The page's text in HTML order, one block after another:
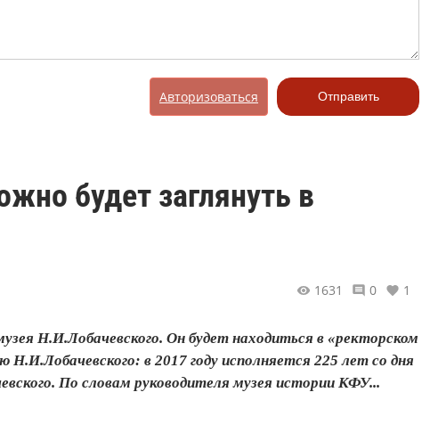
Авторизоваться Отправить
будет заглянуть в
1631 0 1
Н.И.Лобачевского. Он будет находиться в «ректорском
в 2017 году исполняется 225 лет со дня
По словам руководителя музея истории КФУ...